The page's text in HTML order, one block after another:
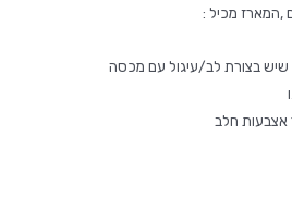
,המארז מכיל :
שיש בצורת לב/עיגול עם מכסה